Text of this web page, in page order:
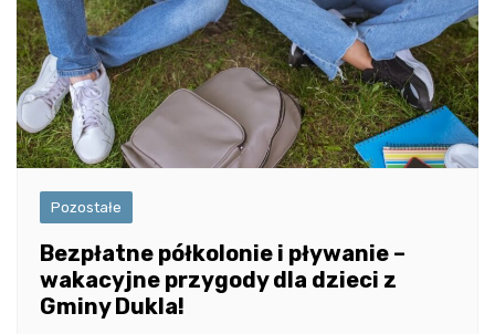
Pozostałe
Bezpłatne półkolonie i pływanie –
wakacyjne przygody dla dzieci z
Gminy Dukla!